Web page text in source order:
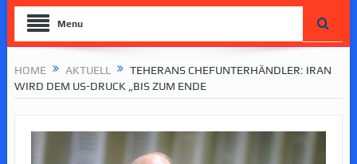
Menu
HOME AKTUELL
TEHERANS CHEFUNTERHÄNDLER: IRAN
WIRD DEM US-DRUCK „BIS ZUM ENDE